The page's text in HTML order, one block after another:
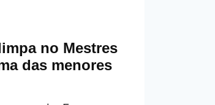
no Mestres
das menores